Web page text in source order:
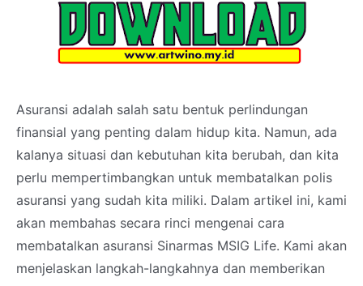
Asuransi adalah salah satu bentuk perlindungan
finansial yang penting dalam hidup kita. Namun, ada
kalanya situasi dan kebutuhan kita berubah, dan kita
perlu mempertimbangkan untuk membatalkan polis
asuransi yang sudah kita miliki. Dalam artikel ini, kami
akan membahas secara rinci mengenai cara
membatalkan asuransi Sinarmas MSIG Life. Kami akan
menjelaskan langkah-langkahnya dan memberikan